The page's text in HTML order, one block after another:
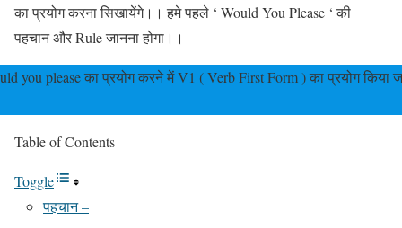
का प्रयोग करना सिखायेंगे।। हमे पहले ‘ Would You Please ‘ की
पहचान और Rule जानना होगा।।
you please का प्रयोग करने में V1 ( Verb First Form ) का प्रयोग किया
Table of Contents
Toggle
पहचान –